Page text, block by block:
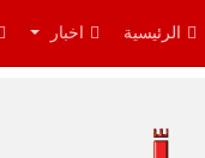
الرئيسية اخبار